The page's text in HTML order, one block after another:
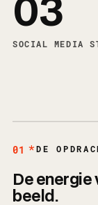
03
SOCIAL MEDIA
01 DE
De
beeld.